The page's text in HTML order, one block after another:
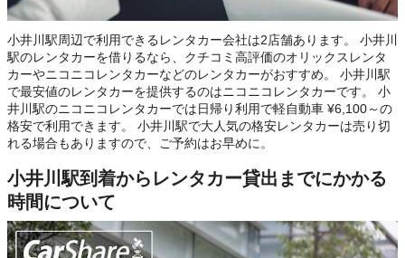
小井川駅周辺で利用できるレンタカー会社は2店舗あります。 小井川
駅のレンタカーを借りるなら、クチコミ高評価のオリックスレンタ
カーやニコニコレンタカーなどのレンタカーがおすすめ。 小井川駅
で最安値のレンタカーを提供するのはニコニコレンタカーです。 小
井川駅のニコニコレンタカーでは日帰り利用で軽自動車 ¥6,100～の
格安で利用できます。 小井川駅で大人気の格安レンタカーは売り切
れる場合もありますので、ご予約はお早めに。
小井川駅到着からレンタカー貸出までにかかる
時間について